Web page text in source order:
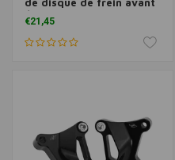
/ arrière hexagonaux
chromés
€21,45